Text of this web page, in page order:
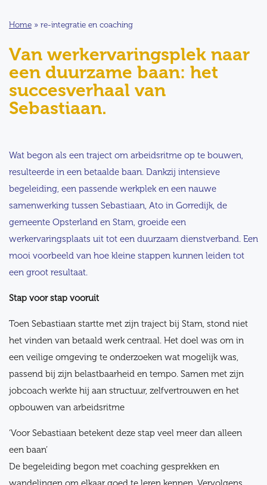
Home » re-integratie en coaching
Van werkervaringsplek naar
een duurzame baan: het
succesverhaal van
Sebastiaan.
Wat begon als een traject om arbeidsritme op te bouwen,
resulteerde in een betaalde baan. Dankzij intensieve
begeleiding, een passende werkplek en een nauwe
samenwerking tussen Sebastiaan, Ato in Gorredijk, de
gemeente Opsterland en Stam, groeide een
werkervaringsplaats uit tot een duurzaam dienstverband. Een
mooi voorbeeld van hoe kleine stappen kunnen leiden tot
een groot resultaat.
Stap voor stap vooruit
Toen Sebastiaan startte met zijn traject bij Stam, stond niet
het vinden van betaald werk centraal. Het doel was om in
een veilige omgeving te onderzoeken wat mogelijk was,
passend bij zijn belastbaarheid en tempo. Samen met zijn
jobcoach werkte hij aan structuur, zelfvertrouwen en het
opbouwen van arbeidsritme
‘Voor Sebastiaan betekent deze stap veel meer dan alleen
een baan’
De begeleiding begon met coaching gesprekken en